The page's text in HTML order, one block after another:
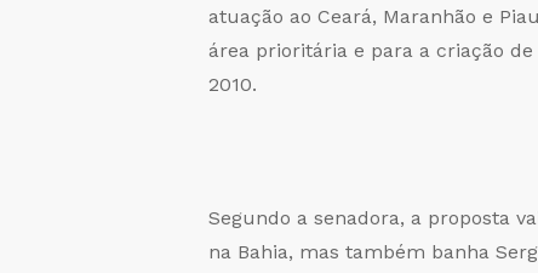
atuação ao Ceará, Maranhão e
área prioritária e para a criação
2010.
Segundo a senadora, a proposta
na Bahia, mas também banha